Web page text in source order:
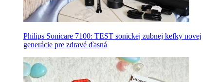
Philips Sonicare 7100: TEST sonickej zubnej kefky novej
generácie pre zdravé ďasná